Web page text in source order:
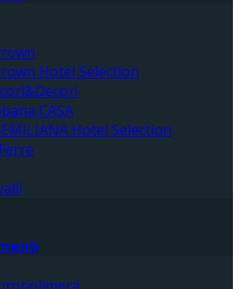
Hotel Selection
CASA
Hotel Selection